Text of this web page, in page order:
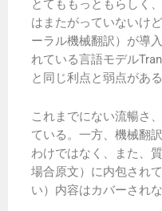
とてももっともらしく
はまたがっていないけ
ーラル機械翻訳）が導
れている言語モデル
と同じ利点と弱点がある
これまでにない流暢さ
ている。一方、機械翻
わけではなく、また、
場合原文）に内包され
い）内容はカバーされな